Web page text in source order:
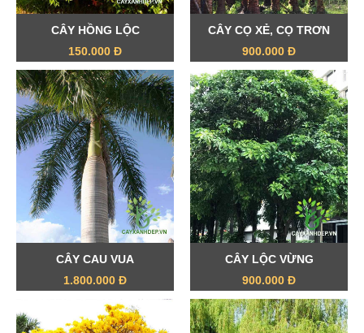
CÂY HỒNG LỘC
150.000 Đ
CÂY CỌ XẺ, CỌ TRƠN
900.000 Đ
CÂY CAU VUA
1.800.000 Đ
CÂY LỘC VỪNG
900.000 Đ